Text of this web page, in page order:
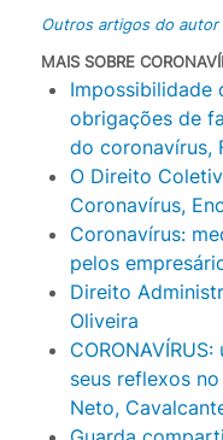
Outros artigos do autor
MAIS SOBRE
Impossibilidade
obrigações de
do coronavírus,
O Direito
Coronavírus,
Coronavírus:
pelos
Direito
Oliveira
seus reflexos
Neto,